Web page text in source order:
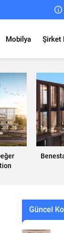
Mobilya Şirket
Güncel